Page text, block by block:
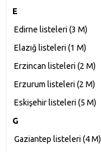
E
Edirne listeleri‎ (3 M)
Elazığ listeleri‎ (1 M)
Erzincan listeleri‎ (2 M)
Erzurum listeleri‎ (2 M)
Eskişehir listeleri‎ (5 M)
G
Gaziantep listeleri‎ (4 M)